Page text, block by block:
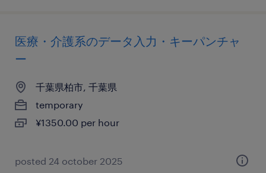
医療・介護系のデータ入力・キーパンチャ
ー
千葉県柏市, 千葉県
temporary
¥1350.00 per hour
posted 24 october 2025